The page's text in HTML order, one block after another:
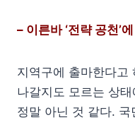
– 이른바 ‘전략 공천’
지역구에 출마한다고
나갈지도 모르는 상
정말 아닌 것 같다.